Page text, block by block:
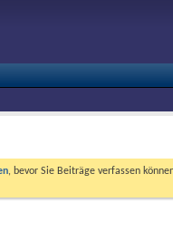
, bevor Sie Beiträge verfassen